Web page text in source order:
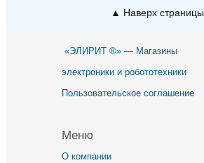
▲ Наверх страницы
«ЭЛИРИТ ®» — Магазины
электроники и робототехники
Пользовательское соглашение
Меню
О компании